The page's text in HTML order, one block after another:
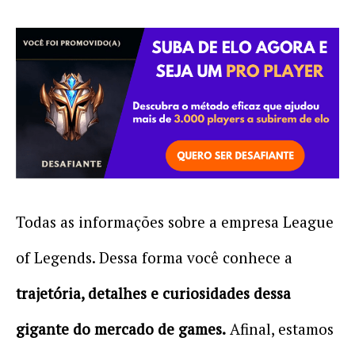
Todas as informações sobre a empresa League
of Legends. Dessa forma você conhece a
trajetória, detalhes e curiosidades dessa
gigante do mercado de games. Afinal, estamos